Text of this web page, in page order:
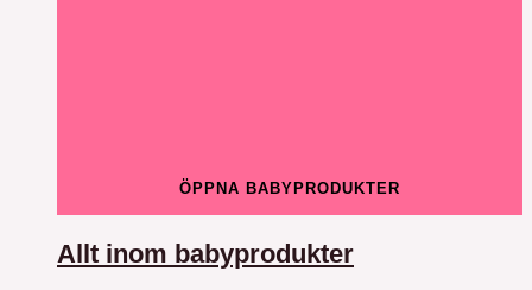
ÖPPNA BABYPRODUKTER
Allt inom babyprodukter